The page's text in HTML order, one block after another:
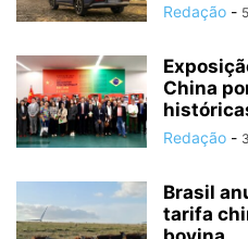
Redação -
China
Redação -
Brasil
tarifa